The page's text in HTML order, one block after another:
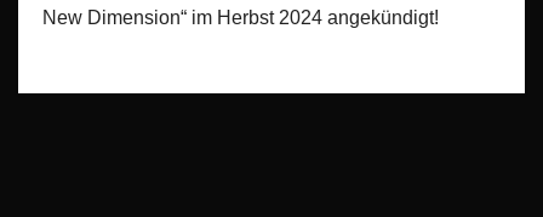
New Dimension“ im Herbst 2024 angekündigt!